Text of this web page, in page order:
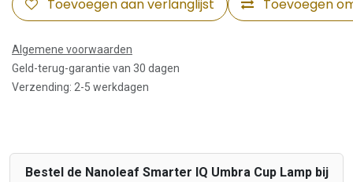
Toevoegen
Toevoegen aan verlanglijst
Algemene voorwaarden
Geld-terug-garantie van 30 dagen
Verzending: 2-5 werkdagen
Bestel de Nanoleaf Smarter IQ Umbra Cup Lamp bij